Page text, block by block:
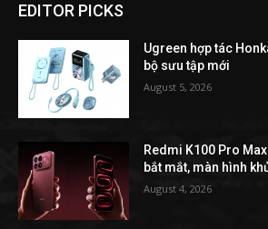
EDITOR PICKS
Ugreen hợp tác
bộ sưu tập mới
August 5, 2026
Redmi K100 Pro
bắt mắt, màn hình
August 4, 2026